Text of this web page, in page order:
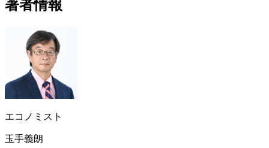
著者情報
エコノミスト
玉手義朗